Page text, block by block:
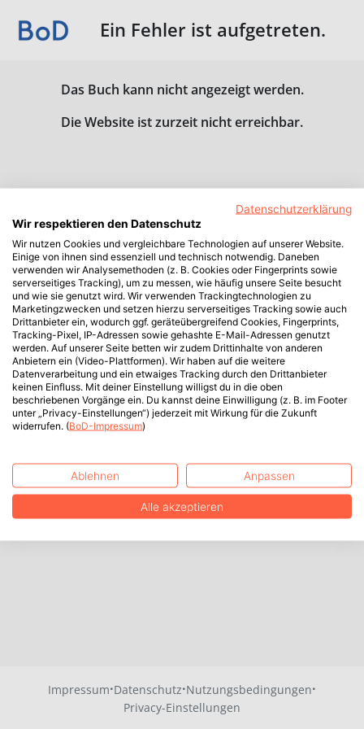
Ein Fehler ist aufgetreten.
Das Buch kann nicht angezeigt werden.
Die Website ist zurzeit nicht erreichbar.
Impressum·Datenschutz·Nutzungsbedingungen·
Privacy-Einstellungen
Datenschutzerklärung
Wir respektieren den Datenschutz
Wir nutzen Cookies und vergleichbare Technologien auf unserer Website.
Einige von ihnen sind essenziell und technisch notwendig. Daneben
verwenden wir Analysemethoden (z. B. Cookies oder Fingerprints sowie
serverseitiges Tracking), um zu messen, wie häufig unsere Seite besucht
und wie sie genutzt wird. Wir verwenden Trackingtechnologien zu
Marketingzwecken und setzen hierzu serverseitiges Tracking sowie auch
Drittanbieter ein, wodurch ggf. geräteübergreifend Cookies, Fingerprints,
Tracking-Pixel, IP-Adressen sowie gehashte E-Mail-Adressen genutzt
werden. Auf unserer Seite betten wir zudem Drittinhalte von anderen
Anbietern ein (Video-Plattformen). Wir haben auf die weitere
Datenverarbeitung und ein etwaiges Tracking durch den Drittanbieter
keinen Einfluss. Mit deiner Einstellung willigst du in die oben
beschriebenen Vorgänge ein. Du kannst deine Einwilligung (z. B. im Footer
unter „Privacy-Einstellungen“) jederzeit mit Wirkung für die Zukunft
widerrufen. (BoD-Impressum)
Ablehnen Anpassen
Alle akzeptieren